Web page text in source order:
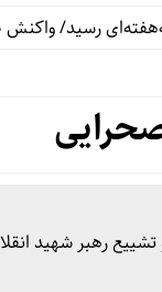
واکنش طلا و سکه